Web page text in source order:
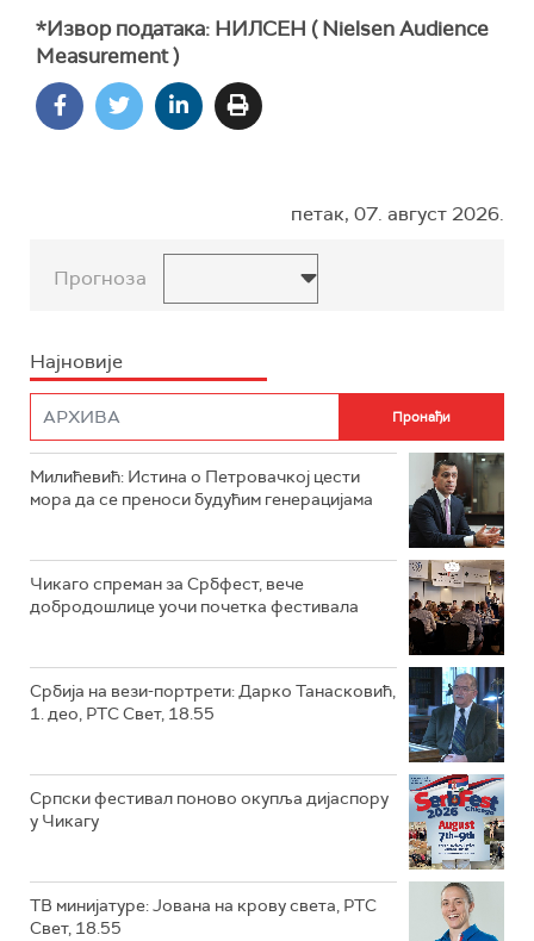
*Извор података: НИЛСЕН ( Nielsen Audience
Measurement )
петак, 07. август 2026.
Прогноза
Најновије
Милићевић: Истина о Петровачкој цести
мора да се преноси будућим генерацијама
Чикаго спреман за Србфест, вече
добродошлице уочи почетка фестивала
Србија на вези-портрети: Дарко Танасковић,
1. део, РТС Свет, 18.55
Српски фестивал поново окупља дијаспору
у Чикагу
ТВ минијатуре: Јована на крову света, РТС
Свет, 18.55